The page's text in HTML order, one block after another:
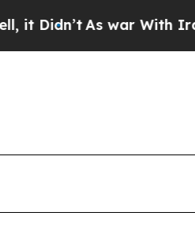
As war With Iran Drove